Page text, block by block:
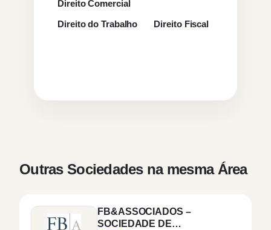
Direito Comercial
Direito do Trabalho
Direito Fiscal
Outras Sociedades na mesma Área
FB&ASSOCIADOS –
SOCIEDADE DE